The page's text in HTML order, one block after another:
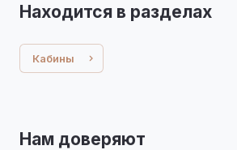
Находится в разделах
Кабины
Нам доверяют